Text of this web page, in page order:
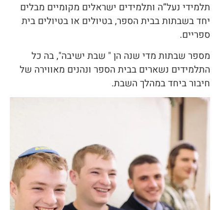
תלמידי נעל”ה ותלמידים ישראלים מקומיים מבלים
יחד בשבתות בבית הספר, בטיולים או בטיולים בית
ספריים.
מספר שבתות מדי שנה הן " שבת ישיבה", בה כל
התלמידים נשארים בבית הספר ונהנים מאווירה של
חיבור ביחד במהלך השבת.